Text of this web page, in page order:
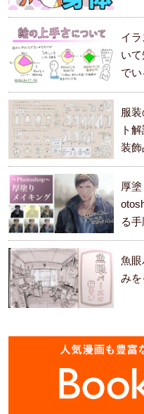
イ
い
で
服
ト
装飾
厚
る
ます
魚
みを